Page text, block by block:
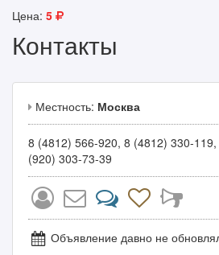
Цена: 5
Контакты
Местность: Москва
8 (4812) 566-920, 8 (4812) 330-
(920) 303-73-39
Объявление давно не